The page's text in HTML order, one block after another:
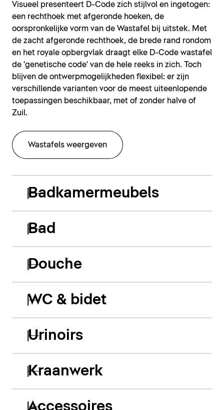
Visueel presenteert D-Code zich stijlvol en ingetogen:
een rechthoek met afgeronde hoeken, de
oorspronkelijke vorm van de Wastafel bij uitstek. Met
de zacht afgeronde rechthoek, de brede rand rondom
en het royale opbergvlak draagt elke D-Code wastafel
de 'genetische code' van de hele reeks in zich. Toch
blijven de ontwerpmogelijkheden flexibel: er zijn
verschillende varianten voor de meest uiteenlopende
toepassingen beschikbaar, met of zonder halve of
Zuil.
Wastafels weergeven
Badkamermeubels
Bad
Douche
WC & bidet
Urinoirs
Kraanwerk
Accessoires